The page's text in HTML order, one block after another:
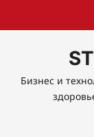
Бизнес и